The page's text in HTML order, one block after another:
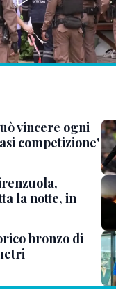
vincere ogni
competizione'
la notte, in
bronzo di